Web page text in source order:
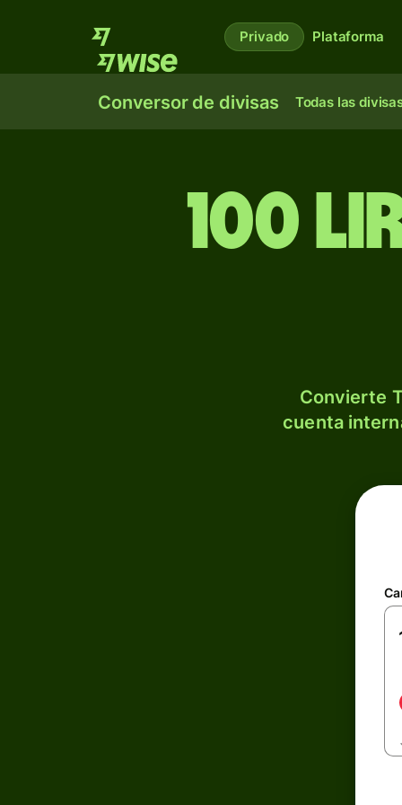
Privado Plataforma
Conversor de divisas Todas las
100
Convierte
cuenta